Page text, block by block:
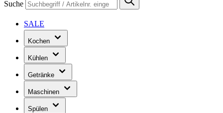
Suche
SALE
Kochen
Kühlen
Getränke
Maschinen
Spülen